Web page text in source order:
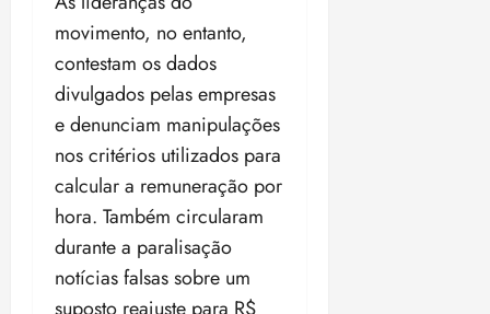
movimento, no entanto,
contestam os dados
divulgados pelas empresas
e denunciam manipulações
nos critérios utilizados para
calcular a remuneração por
hora. Também circularam
durante a paralisação
notícias falsas sobre um
suposto reajuste para R$